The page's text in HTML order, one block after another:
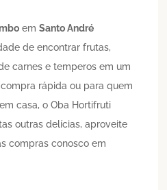
emSanto André
de encontrar frutas,
carnes e temperos em um
rápida ou para quem
casa, o Oba Hortifruti
outras delícias, aproveite
compras conosco em